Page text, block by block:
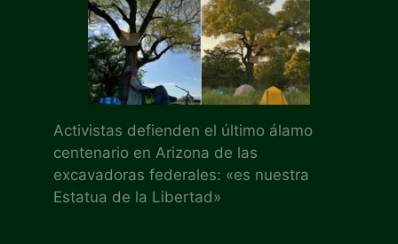
Activistas defienden el último álamo
centenario en Arizona de las
excavadoras federales: «es nuestra
Estatua de la Libertad»